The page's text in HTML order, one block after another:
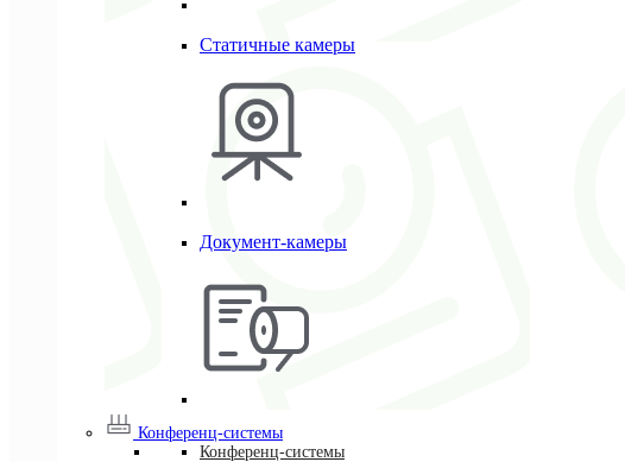
Статичные камеры
Документ-камеры
Конференц-системы
Конференц-системы